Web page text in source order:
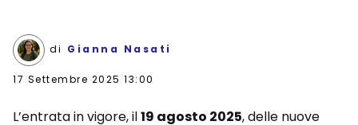
di Gianna Nasati
17 Settembre 2025 13:00
L’entrata in vigore, il19 agosto 2025, delle nuove